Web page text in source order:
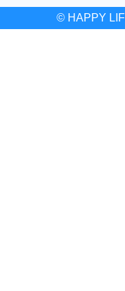
© HAPPY